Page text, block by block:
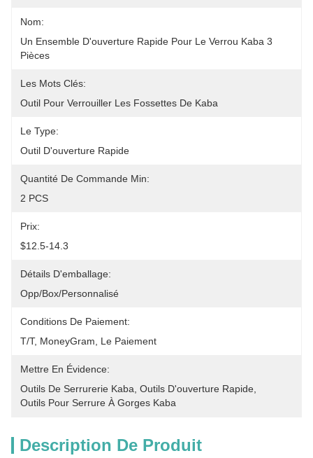
Nom:
Un Ensemble D'ouverture Rapide Pour Le Verrou Kaba 3
Pièces
Les Mots Clés:
Outil Pour Verrouiller Les Fossettes De Kaba
Le Type:
Outil D'ouverture Rapide
Quantité De Commande Min:
2 PCS
Prix:
$12.5-14.3
Détails D'emballage:
Opp/Box/Personnalisé
Conditions De Paiement:
T/T, MoneyGram, Le Paiement
Mettre En Évidence:
Outils De Serrurerie Kaba Outils D'ouverture Rapide
Outils Pour Serrure À Gorges Kaba
Description De Produit